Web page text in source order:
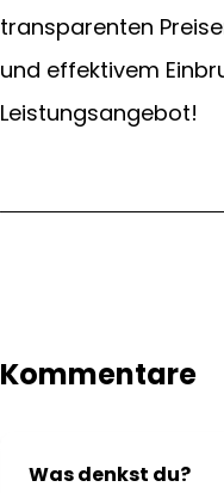
transparenten
und effektivem
Leistungsangebot!
Kommentare
Was denkst du?